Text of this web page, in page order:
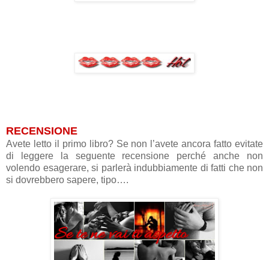
RECENSIONE
Avete letto il primo libro? Se non l’avete ancora fatto evitate
di leggere la seguente recensione perché anche non
volendo esagerare, si parlerà indubbiamente di fatti che non
si dovrebbero sapere, tipo….